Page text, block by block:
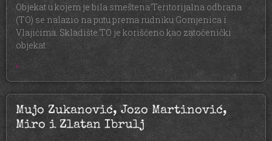
Objekat u kojem je bila smeštena Teritorijalna odbrana
(TO) se nalazio na putu prema rudniku Gomjenica i
Vlajićima. Skladište TO je korišćeno kao zatočenički
objekat
»
Mujo Zukanović, Jozo Martinović,
Miro i Zlatan Ibrulj